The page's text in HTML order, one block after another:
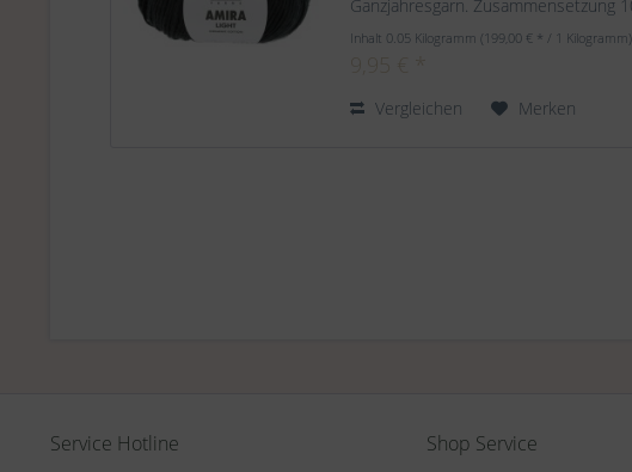
Ganzjahresgarn. Zusammensetzung
Inhalt 0.05 Kilogramm(199,00 € * / 1 Kilogramm)
Vergleichen Merken
Service Hotline Shop Service